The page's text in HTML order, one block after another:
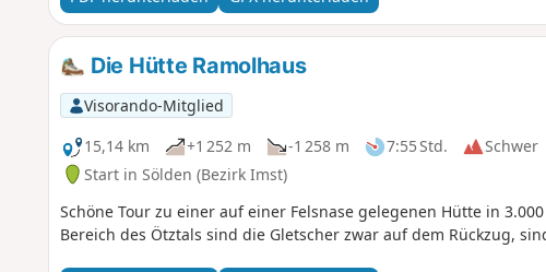
Die Hütte Ramolhaus
Visorando-Mitglied
15,14 km
+1 252 m -1 258 m 7:55 Std.
Schwer
Start in Sölden (Bezirk Imst)
Schöne Tour zu einer auf einer Felsnase gelegenen Hütte in
Bereich des Ötztals sind die Gletscher zwar auf dem Rückzug,